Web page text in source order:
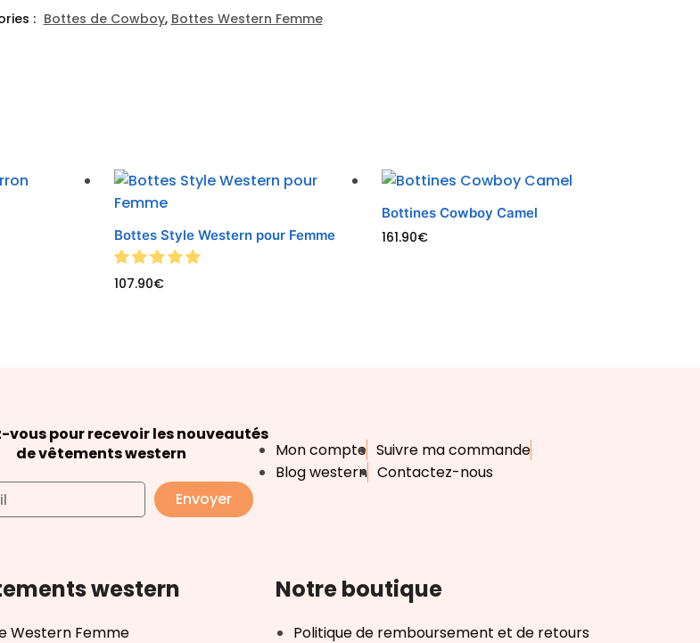
: Bottes de Cowboy, Bottes Western Femme
Bottes Style Western pour Femme
107.90€
Bottines Cowboy Camel
161.90€
vous pour recevoir les nouveautés
de vêtements western
Envoyer
Mon compte Suivre ma commande
Blog western Contactez-nous
western
Western Femme
Notre boutique
Politique de remboursement et de retours